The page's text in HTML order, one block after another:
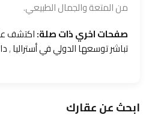
من المتعة والجمال الطبيعي.
صفحات اخري ذات صلة:اكتشف
تباشر توسعها الدولي في أستراليا,
ابحث عن عقارك